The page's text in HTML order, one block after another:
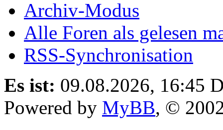
Archiv-Modus
Alle Foren als gelesen
RSS-Synchronisation
Es ist: 09.08.2026, 16:45
Powered by MyBB, ©